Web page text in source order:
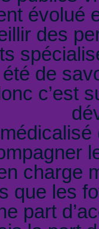
évolué
des
de
c’est
charge
que les
part